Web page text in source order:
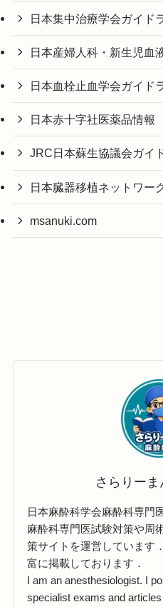
日本集中治療学会ガイド
日本産婦人科・新生児血
日本血栓止血学会ガイド
日本赤十字社医薬品情報
JRC日本蘇生協議会ガイ
日本臓器移植ネットワー
msanuki.com
さらりー
日本麻酔科学会麻酔科専門
麻酔科専門医試験対策や周
策サイトを運営しています
富に掲載しております．
I am an anesthesiologist. I
specialist exams and